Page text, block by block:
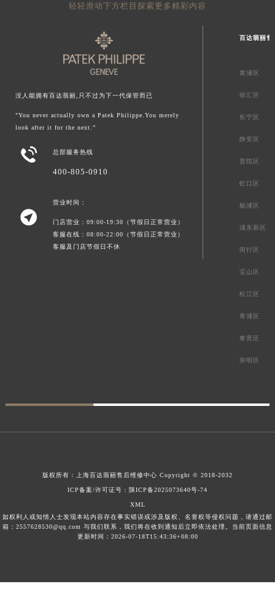
轻轻滑动下方栏目探索更多精彩内容
没人能拥有百达翡丽,只不过为下一代保管而已
"You never actually own a Patek Philippe.You merely
look after it for the next.”
 总部服务热线
400-805-0910

营业时间：
门店营业：09:00-19:30（节假日正常营业）
客服在线：08:00-22:00（节假日正常营业）
客服及门店节假日不休
百达翡丽售
黄浦区
徐汇区
长宁区
静安区
普陀区
虹口区
杨浦区
浦东新区
闵行区
宝山区
松江区
青浦区
奉贤区
崇明区
版权所有： 上海百达翡丽售后维修中心 Copyright © 2018-2032
ICP备案/许可证号：陕ICP备2025073640号-74
XML
如权利人或知情人士发现本站内容存在事实错误或涉及版权、名誉权等侵权问题，请通过邮
箱：2557628530@qq.com 与我们联系，我们将在收到通知后立即依法处理。当前页面信息
更新时间：2026-07-18T15:43:36+08:00